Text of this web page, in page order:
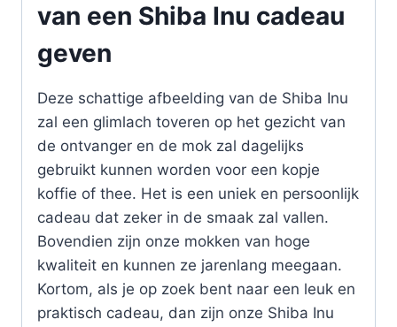
van een Shiba Inu cadeau
geven
Deze schattige afbeelding van de Shiba Inu
zal een glimlach toveren op het gezicht van
de ontvanger en de mok zal dagelijks
gebruikt kunnen worden voor een kopje
koffie of thee. Het is een uniek en persoonlijk
cadeau dat zeker in de smaak zal vallen.
Bovendien zijn onze mokken van hoge
kwaliteit en kunnen ze jarenlang meegaan.
Kortom, als je op zoek bent naar een leuk en
praktisch cadeau, dan zijn onze Shiba Inu